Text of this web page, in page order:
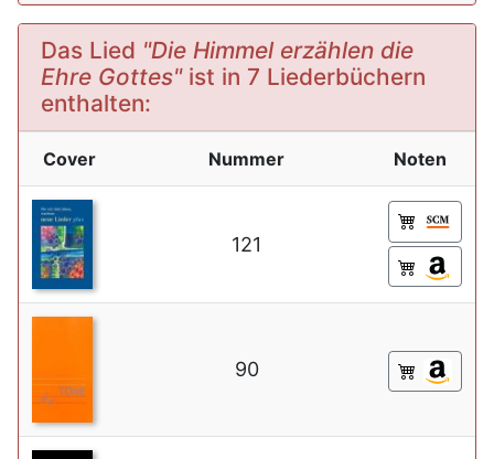
Das Lied "Die Himmel erzählen die
Ehre Gottes"ist in 7 Liederbüchern
enthalten:
Cover Nummer Noten
121
90